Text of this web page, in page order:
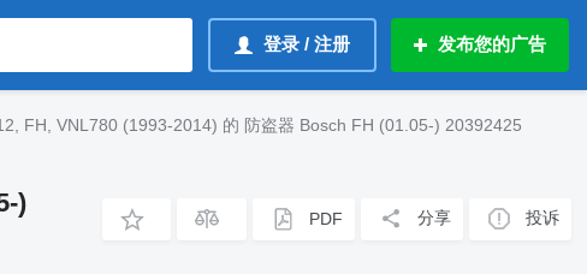
登录 / 注册 发布您的广告
FH, VNL780 (1993-2014) 的 防盗器 Bosch FH (01.05-) 20392425
)
PDF 分享 投诉